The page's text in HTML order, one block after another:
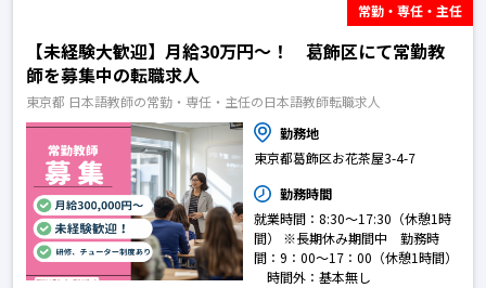
常勤・専任・主任
【未経験大歓迎】月給30万円～！ 葛飾区にて常勤教
師を募集中の転職求人
東京都 日本語教師の常勤・専任・主任の日本語教師転職求人
勤務地
東京都葛飾区お花茶屋3-4-7
勤務時間
就業時間：8:30～17:30（休憩1時
間） ※長期休み期間中 勤務時
間：9：00～17：00（休憩1時間）
時間外：基本無し